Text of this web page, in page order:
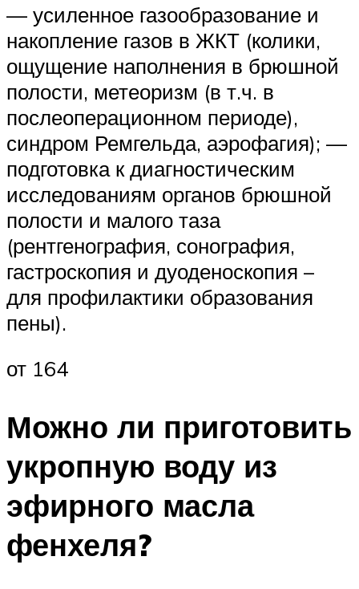
— усиленное газообразование и
накопление газов в ЖКТ (колики,
ощущение наполнения в брюшной
полости, метеоризм (в т.ч. в
послеоперационном периоде),
синдром Ремгельда, аэрофагия); —
подготовка к диагностическим
исследованиям органов брюшной
полости и малого таза
(рентгенография, сонография,
гастроскопия и дуоденоскопия –
для профилактики образования
пены).
от 164
Можно ли приготовить
укропную воду из
эфирного масла
фенхеля?